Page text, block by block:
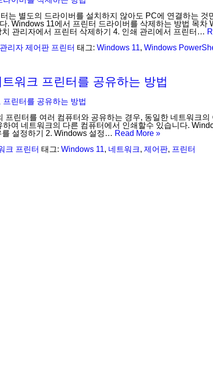
는 별도의 드라이버를 설치하지 않아도 PC에 연결하는
. Windows 11에서 프린터 드라이버를 삭제하는 방법 목
관리자에서 프린터 삭제하기 4. 인쇄 관리에서 프린터…
리자 제어판 프린터 태그: Windows 11, Windows
워크 프린터를 공유하는 방법
프린터를 여러 컴퓨터와 공유하는 경우, 동일한 네트워크
여 네트워크의 다른 컴퓨터에서 인쇄할수 있습니다.
를 설정하기 2. Windows 설정… Read More »
크 프린터 태그: Windows 11, 네트워크, 제어판, 프린터